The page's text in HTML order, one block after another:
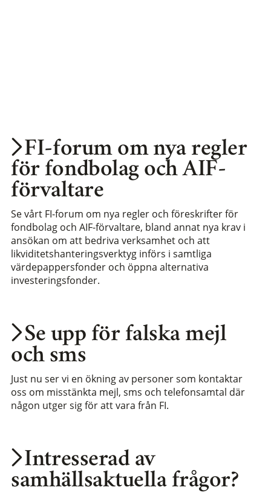
Intresserad av
samhällsaktuella frågor?
Se upp för falska mejl
och sms
Just nu ser vi en ökning av personer som kontaktar
oss om misstänkta mejl, sms och telefonsamtal där
någon utger sig för att vara från FI.
FI-forum om nya regler
för fondbolag och AIF-
förvaltare
Se vårt FI-forum om nya regler och föreskrifter för
fondbolag och AIF-förvaltare, bland annat nya krav i
ansökan om att bedriva verksamhet och att
likviditetshanteringsverktyg införs i samtliga
värdepappersfonder och öppna alternativa
investeringsfonder.